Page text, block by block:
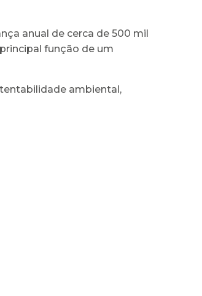
anual de cerca de 500 mil
função de um
ambiental,